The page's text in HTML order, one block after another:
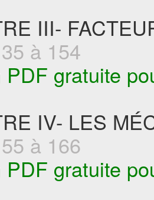
III-
à 154
PDF gratuite
IV- LES
à 166
PDF gratuite